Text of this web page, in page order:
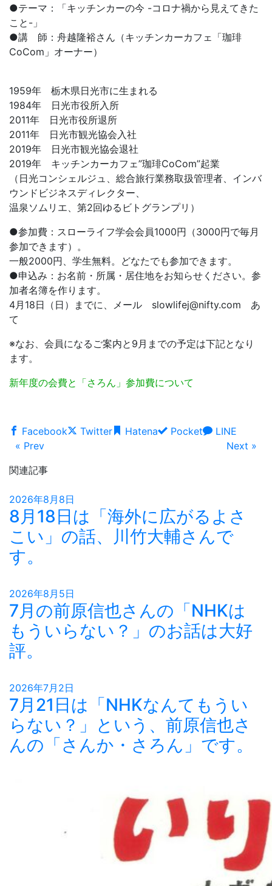
●テーマ：「キッチンカーの今 -コロナ禍から見えてきた
こと-」
●講 師：舟越隆裕さん（キッチンカーカフェ「珈琲
CoCom」オーナー）
1959年 栃木県日光市に生まれる
1984年 日光市役所入所
2011年 日光市役所退所
2011年 日光市観光協会入社
2019年 日光市観光協会退社
2019年 キッチンカーカフェ”珈琲CoCom”起業
（日光コンシェルジュ、総合旅行業務取扱管理者、インバ
ウンドビジネスディレクター、
温泉ソムリエ、第2回ゆるビトグランプリ）
●参加費：スローライフ学会会員1000円（3000円で毎月
参加できます）。
一般2000円、学生無料。どなたでも参加できます。
●申込み：お名前・所属・居住地をお知らせください。参
加者名簿を作ります。
4月18日（日）までに、メール slowlifej@nifty.com あ
て
※なお、会員になるご案内と9月までの予定は下記となり
ます。
新年度の会費と「さろん」参加費について
Facebook Twitter Hatena Pocket
LINE
« Prev
Next »
関連記事
2026年8月8日
8月18日は「海外に広がるよさ
こい」の話、川竹大輔さんで
す。
2026年8月5日
7月の前原信也さんの「NHKは
もういらない？」のお話は大好
評。
2026年7月2日
7月21日は「NHKなんてもうい
らない？」という、前原信也さ
んの「さんか・さろん」です。